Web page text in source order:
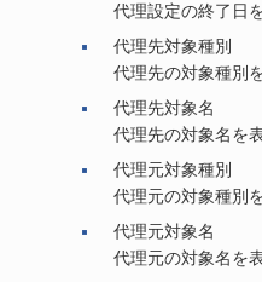
代理設定の終了日
代理先対象種別
代理先の対象種別
代理先対象名
代理先の対象名を
代理元対象種別
代理元の対象種別
代理元対象名
代理元の対象名を